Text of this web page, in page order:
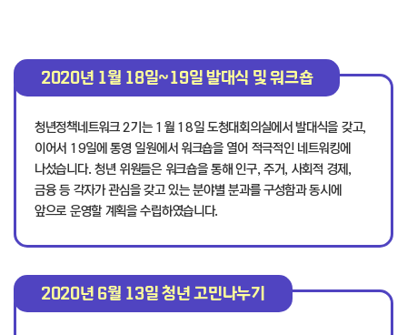
2020년 1월 18일~19일발대식 및 워크숍
청년정책네트워크 2기는 1월 18일 도청대회의실에서 발대식을 갖고,
이어서 19일에 통영 일원에서 워크숍을 열어 적극적인 네트워킹에
나섰습니다. 청년 위원들은 워크숍을 통해 인구, 주거, 사회적 경제,
금융 등 각자가 관심을 갖고 있는 분야별 분과를 구성함과 동시에
앞으로 운영할 계획을 수립하였습니다.
2020년 6월 13일청년 고민나누기